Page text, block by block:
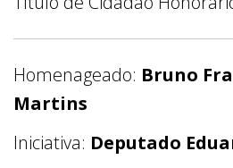
Homenageado: Bruno
Martins
Iniciativa: Deputado